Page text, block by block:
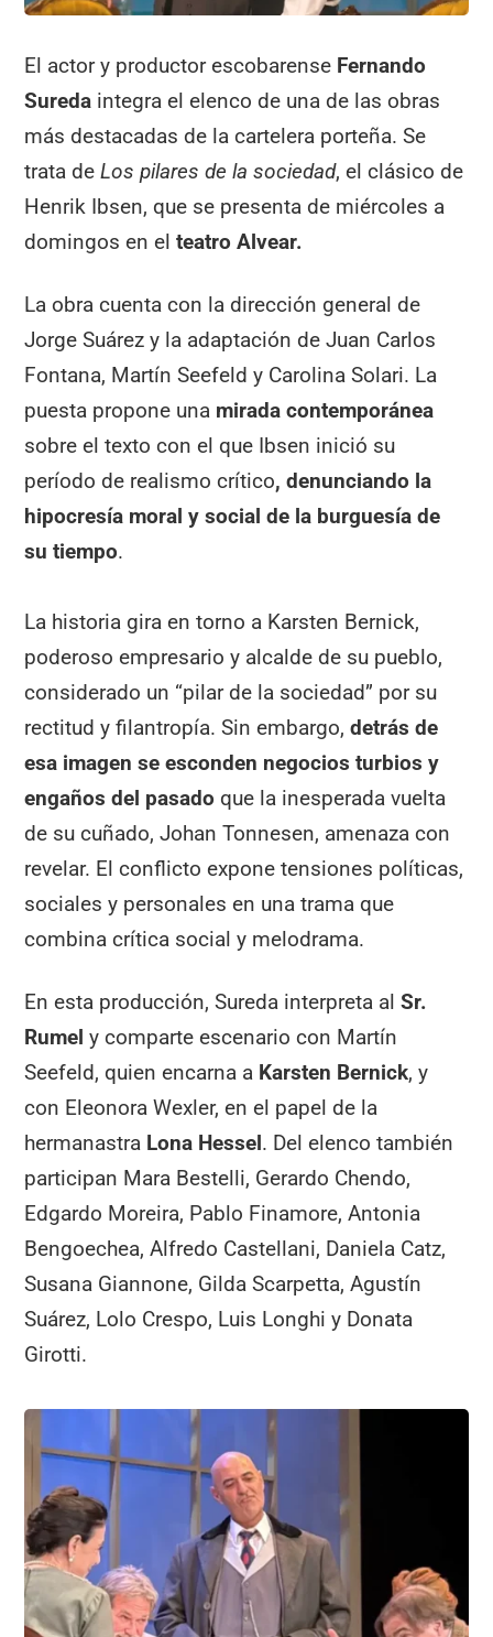
El actor y productor escobarense Fernando
Sureda integra el elenco de una de las obras
más destacadas de la cartelera porteña. Se
trata deLos pilares de la sociedad, el clásico de
Henrik Ibsen, que se presenta de miércoles a
domingos en elteatro Alvear.
La obra cuenta con la dirección general de
Jorge Suárez y la adaptación de Juan Carlos
Fontana, Martín Seefeld y Carolina Solari. La
puesta propone una mirada contemporánea
sobre el texto con el que Ibsen inició su
período de realismo crítico, denunciando la
hipocresía moral y social de la burguesía de
su tiempo.
La historia gira en torno a Karsten Bernick,
poderoso empresario y alcalde de su pueblo,
considerado un “pilar de la sociedad” por su
rectitud y filantropía. Sin embargo,detrás de
esa imagen se esconden negocios turbios y
engaños del pasado que la inesperada vuelta
de su cuñado, Johan Tonnesen, amenaza con
revelar. El conflicto expone tensiones políticas,
sociales y personales en una trama que
combina crítica social y melodrama.
En esta producción, Sureda interpreta alSr.
Rumel y comparte escenario con Martín
Seefeld, quien encarna a Karsten Bernick, y
con Eleonora Wexler, en el papel de la
hermanastra Lona Hessel. Del elenco también
participan Mara Bestelli, Gerardo Chendo,
Edgardo Moreira, Pablo Finamore, Antonia
Bengoechea, Alfredo Castellani, Daniela Catz,
Susana Giannone, Gilda Scarpetta, Agustín
Suárez, Lolo Crespo, Luis Longhi y Donata
Girotti.